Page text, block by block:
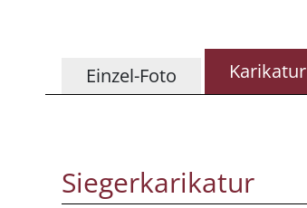
Einzel-Foto Karikatur
Siegerkarikatur